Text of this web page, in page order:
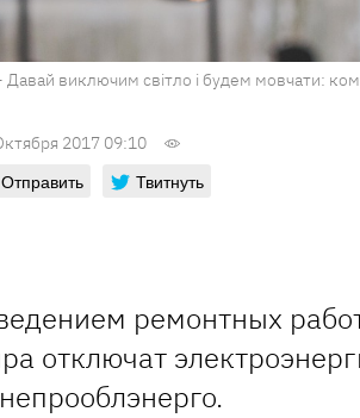
виключим світло і будем мовчати:
2017 09:10
Отправить Твитнуть
ремонтных
отключат